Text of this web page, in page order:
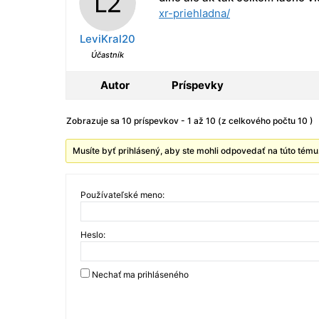
LeviKral20
Účastník
xr-priehladna/
Autor Príspevky
Zobrazuje sa 10 príspevkov - 1 až 10 (z celkového počtu 10 )
Musíte byť prihlásený, aby ste mohli odpovedať na túto
Používateľské meno:
Heslo:
Nechať ma prihláseného